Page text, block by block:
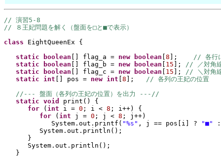
// 演習5-8
// ８王妃問題を解く（盤面を□と■で表示）
class EightQueenEx {
static
boolean flag_a = new boolean 8 ;
// 各行
static
boolean flag_b = new boolean 15 ;
// ／対角
static
boolean flag_c = new boolean 15 ;
// ＼対角
static int pos = new int 8 ;
// 各列の王妃の位置
//--- 盤面（各列の王妃の位置）を出力 ---//
static void print () {
for
( int i = 0 ; i < 8 ; i++) {
for
( int j = 0 ; j < 8 ; j++)
System.out.printf ( "%s" , j == pos i ? "■"
System.out.println () ;
}
System.out.println () ;
}